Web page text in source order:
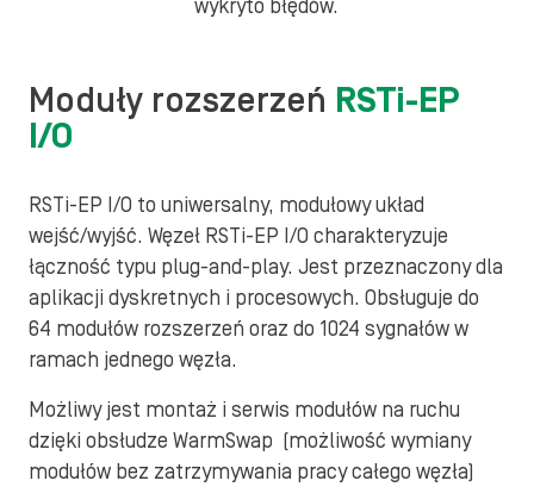
wykryto błędów.
Moduły rozszerzeń RSTi-EP
I/O
RSTi-EP I/O to uniwersalny, modułowy układ
wejść/wyjść. Węzeł RSTi-EP I/O charakteryzuje
łączność typu plug-and-play. Jest przeznaczony dla
aplikacji dyskretnych i procesowych. Obsługuje do
64 modułów rozszerzeń oraz do 1024 sygnałów w
ramach jednego węzła.
Możliwy jest montaż i serwis modułów na ruchu
dzięki obsłudze WarmSwap (możliwość wymiany
modułów bez zatrzymywania pracy całego węzła)